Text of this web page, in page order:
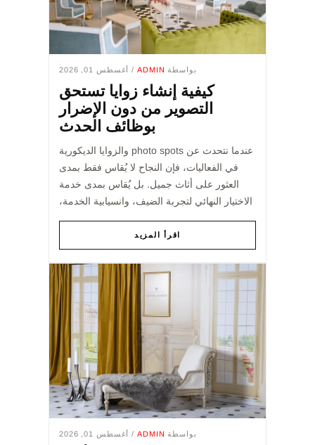
بواسطة ADMIN/ أغسطس 01, 2026
كيفية إنشاء زوايا تستحق
التصوير من دون الإضرار
بوظائف الحدث
عندما نتحدث عن photo spots والزوايا الديكورية
في الفعاليات، فإن النجاح لا يُقاس فقط بمدى
العثور على أثاث جميل. بل يُقاس بمدى خدمة
الاختيار النهائي لتجربة الضيف، وانسيابية الخدمة،
اقرأ المزيد
بواسطة ADMIN/ أغسطس 01, 2026